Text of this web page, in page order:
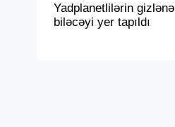
Yadplanetlilərin gizlənə
biləcəyi yer tapıldı